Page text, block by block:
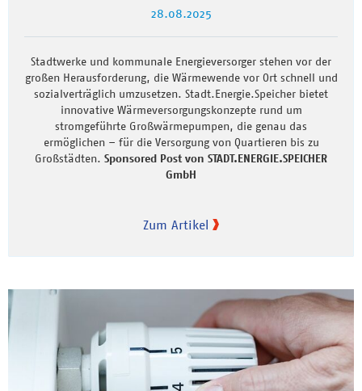
28.08.2025
Stadtwerke und kommunale Energieversorger stehen vor der
großen Herausforderung, die Wärmewende vor Ort schnell und
sozialverträglich umzusetzen. Stadt.Energie.Speicher bietet
innovative Wärmeversorgungskonzepte rund um
stromgeführte Großwärmepumpen, die genau das
ermöglichen – für die Versorgung von Quartieren bis zu
Großstädten. Sponsored Post von STADT.ENERGIE.SPEICHER
GmbH
Zum Artikel